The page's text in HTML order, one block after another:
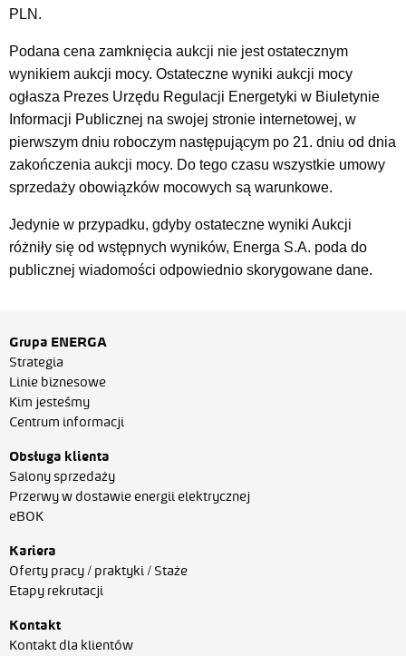
PLN.
Podana cena zamknięcia aukcji nie jest ostatecznym
wynikiem aukcji mocy. Ostateczne wyniki aukcji mocy
ogłasza Prezes Urzędu Regulacji Energetyki w Biuletynie
Informacji Publicznej na swojej stronie internetowej, w
pierwszym dniu roboczym następującym po 21. dniu od dnia
zakończenia aukcji mocy. Do tego czasu wszystkie umowy
sprzedaży obowiązków mocowych są warunkowe.
Jedynie w przypadku, gdyby ostateczne wyniki Aukcji
różniły się od wstępnych wyników, Energa S.A. poda do
publicznej wiadomości odpowiednio skorygowane dane.
Grupa ENERGA
Strategia
Linie biznesowe
Kim jesteśmy
Centrum informacji
Obsługa klienta
Salony sprzedaży
Przerwy w dostawie energii elektrycznej
eBOK
Kariera
Oferty pracy / praktyki / Staże
Etapy rekrutacji
Kontakt
Kontakt dla klientów